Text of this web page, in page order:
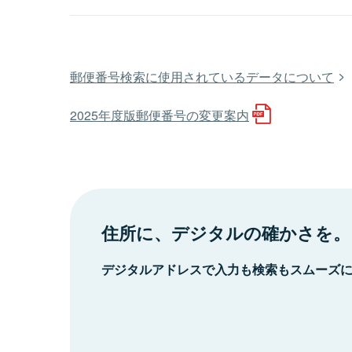
郵便番号検索に使用されているデータについて
2025年度版郵便番号の変更案内
住所に、デジタルの確かさを。
デジタルアドレスで入力も検索もスムーズ